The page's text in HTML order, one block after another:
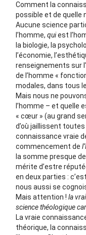
Comment la
possible et de quelle
Aucune science
l’homme, quiest
la biologie, la
l’économie,
renseignements sur
de l’homme «
modales, dans tous
Mais nous ne
l’homme – et quelle
« cœur » (au grand
d’où jaillissent
connaissance vraie
commencement de
la somme presque
mérite d’estre
en deux parties :
nous aussi se
Mais attention ! la
science théologique
La vraie
théorique, la